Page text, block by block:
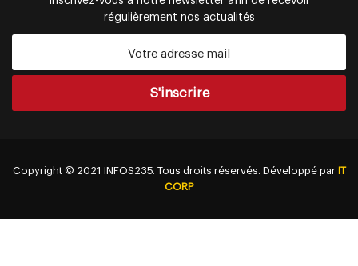
régulièrement nos actualités
Copyright © 2021 INFOS235. Tous droits réservés. Développé par IT
CORP